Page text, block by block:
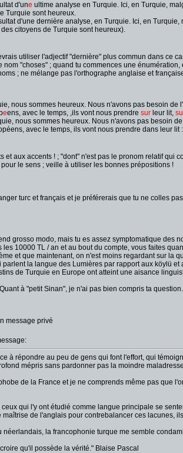
d'une ultime analyse en Turquie. Ici, en Turquie,
Turquie sont heureux.
d'une dernière analyse, en Turquie. Ici, en
citoyens de Turquie sont heureux).
utiliser l'adjectif "dernière" plus commun dans ce
"choses" ; quand tu commences une
; ne mélange pas l'orthographe anglaise et
nous sommes heureux. Nous n'avons pas besoin de
eens, avec le temps, ,ils vont nous prendre sur leur lit,
nous sommes heureux. Nous n'avons pas besoin
avec le temps, ils vont nous prendre dans leur lit
aux accents ! ; "dont" n'est pas le pronom relatif qui
le sens ; veille à utiliser les bonnes prépositions !
turc et français et je préférerais que tu ne colles
grosso modo, mais tu es assez symptomatique
10000 TL / an et au bout du compte, vous faites
et que maintenant, on n'est moins regardant sur la
la langue des Lumières par rapport aux köylü
de Turquie en Europe ont atteint une aisance
à "petit Sinan", je n'ai pas bien compris ta question.
à répondre au peu de gens qui font l'effort, qui
mépris sans pardonner pas la moindre
de la France et je ne comprends même pas que
qui l'y ont étudié comme langue principale se
de l'anglais pour contrebalancer ces lacunes,
néerlandais, la francophonie turque me semble
qu'il possède la vérité." Blaise Pascal